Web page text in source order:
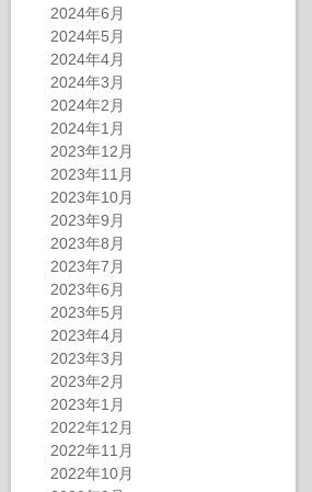
2024年6月
2024年5月
2024年4月
2024年3月
2024年2月
2024年1月
2023年12月
2023年11月
2023年10月
2023年9月
2023年8月
2023年7月
2023年6月
2023年5月
2023年4月
2023年3月
2023年2月
2023年1月
2022年12月
2022年11月
2022年10月